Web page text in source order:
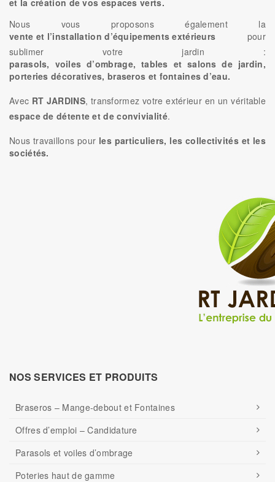
Nous vous proposons également la
vente et l’installation d’équipements extérieurs pour
sublimer votre jardin :
parasols, voiles d’ombrage, tables et salons de jardin,
porteries décoratives, braseros et fontaines d’eau.
Avec RT JARDINS, transformez votre extérieur en un véritable
espace de détente et de convivialité.
Nous travaillons pour les particuliers, les collectivités et les
sociétés.
NOS SERVICES ET PRODUITS
Braseros – Mange-debout et Fontaines
Offres d’emploi – Candidature
Parasols et voiles d’ombrage
Poteries haut de gamme